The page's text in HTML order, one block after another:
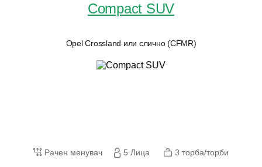
Compact SUV
Opel Crossland или слично (CFMR)
Рачен менувач 5 Лица 3 торба/торби